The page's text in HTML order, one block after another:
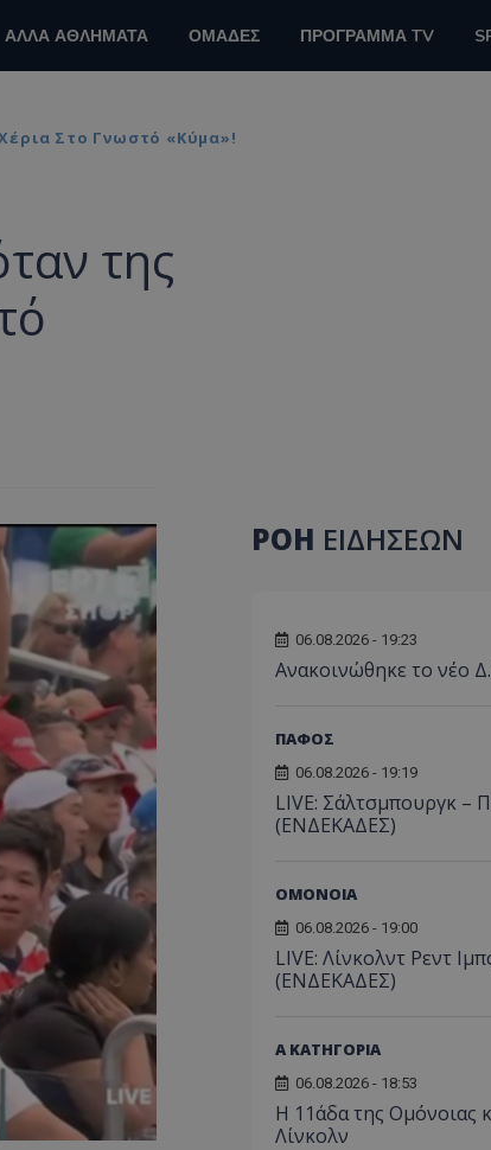
ΑΛΛΑ ΑΘΛΗΜΑΤΑ ΟΜΑΔΕΣ ΠΡΟΓΡΑΜΜΑ TV
Στο Γνωστό «κύμα»!
της
ΡΟΗ ΕΙΔΗΣΕΩΝ
06.08.2026 - 19:23
Aνακοινώθηκε το νέο
ΠΑΦΟΣ
06.08.2026 - 19:19
LIVE: Σάλτσμπουργκ –
(ΕΝΔΕΚΑΔΕΣ)
ΟΜΟΝΟΙΑ
06.08.2026 - 19:00
LIVE: Λίνκολντ Ρεντ
(ΕΝΔΕΚΑΔΕΣ)
Α ΚΑΤΗΓΟΡΙΑ
06.08.2026 - 18:53
Η 11άδα της Ομόνοιας
Λίνκολν